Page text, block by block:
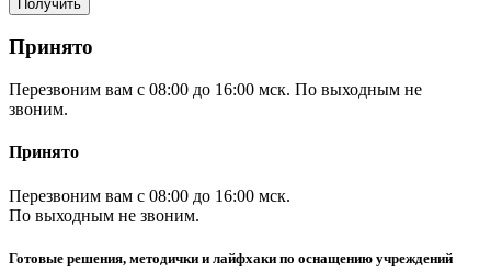
Принято
Перезвоним вам с 08:00 до 16:00 мск. По выходным не
звоним.
Принято
Перезвоним вам с 08:00 до 16:00 мск.
По выходным не звоним.
Готовые решения, методички и лайфхаки по оснащению учреждений